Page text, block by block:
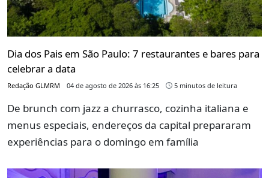
Dia dos Pais em São Paulo: 7 restaurantes e bares para
celebrar a data
Redação GLMRM 04 de agosto de 2026 às 16:25 5 minutos de leitura
De brunch com jazz a churrasco, cozinha italiana e
menus especiais, endereços da capital prepararam
experiências para o domingo em família